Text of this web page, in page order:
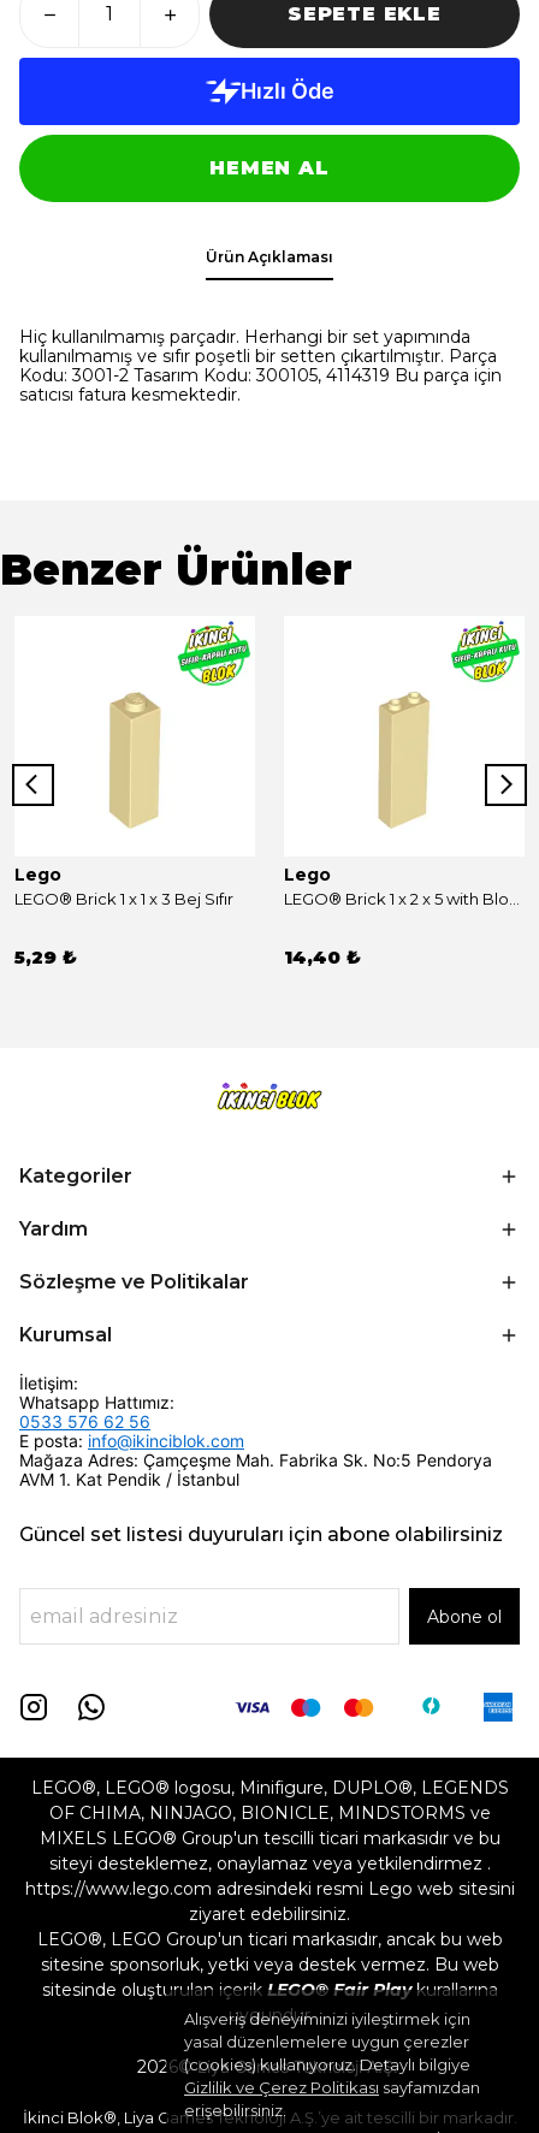
Alışveriş deneyiminizi iyileştirmek için
yasal düzenlemelere uygun çerezler
(cookies) kullanıyoruz. Detaylı bilgiye
Gizlilik ve Çerez Politikası sayfamızdan
erişebilirsiniz.
SEPETE EKLE
HEMEN AL
Ürün Açıklaması
Hiç kullanılmamış parçadır. Herhangi bir set yapımında
kullanılmamış ve sıfır poşetli bir setten çıkartılmıştır. Parça
Kodu: 3001-2 Tasarım Kodu: 300105, 4114319 Bu parça için
satıcısı fatura kesmektedir.
Benzer Ürünler
Lego
LEGO® Brick 1 x 1 x 3 Bej Sıfır
5,29 ₺
Lego
14,40 ₺
Kategoriler
Yardım
Sözleşme ve Politikalar
Kurumsal
İletişim:
Whatsapp Hattımız:
0533 576 62 56
E posta: info@ikinciblok.com
Mağaza Adres: Çamçeşme Mah. Fabrika Sk. No:5 Pendorya
AVM 1. Kat Pendik / İstanbul
Güncel set listesi duyuruları için abone olabilirsiniz
Abone ol
LEGO®, LEGO® logosu, Minifigure, DUPLO®, LEGENDS
OF CHIMA, NINJAGO, BIONICLE, MINDSTORMS ve
MIXELS LEGO® Group'un tescilli ticari markasıdır ve bu
siteyi desteklemez, onaylamaz veya yetkilendirmez .
https://www.lego.com adresindeki resmi Lego web sitesini
ziyaret edebilirsiniz.
LEGO®, LEGO Group'un ticari markasıdır, ancak bu web
sitesine sponsorluk, yetki veya destek vermez. Bu web
sitesinde oluşturulan içerik LEGO® Fair Playkurallarına
uygundur
2026©Liya Games Teknoloji A.Ş.
İkinci Blok®, Liya Games Teknoloji A.Ş.’ye ait tescilli bir markadır.